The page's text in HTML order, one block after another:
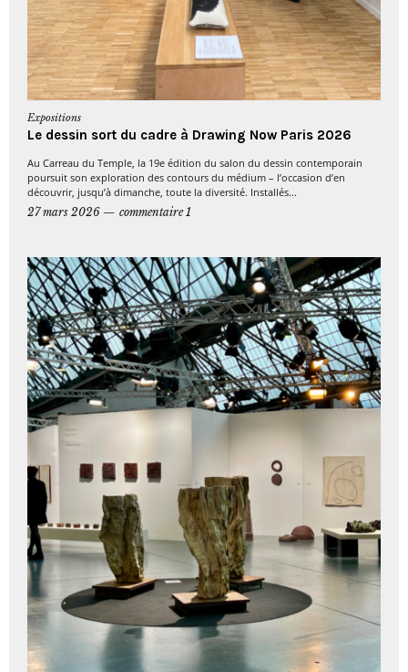
Expositions
Le dessin sort du cadre à Drawing Now Paris 2026
Au Carreau du Temple, la 19e édition du salon du dessin contemporain
poursuit son exploration des contours du médium – l’occasion d’en
découvrir, jusqu’à dimanche, toute la diversité. Installés...
27 mars 2026
commentaire 1